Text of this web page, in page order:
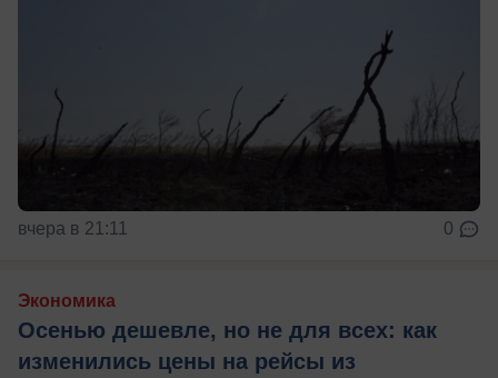
вчера в 21:11 0
Экономика
Осенью дешевле, но не для всех: как
изменились цены на рейсы из